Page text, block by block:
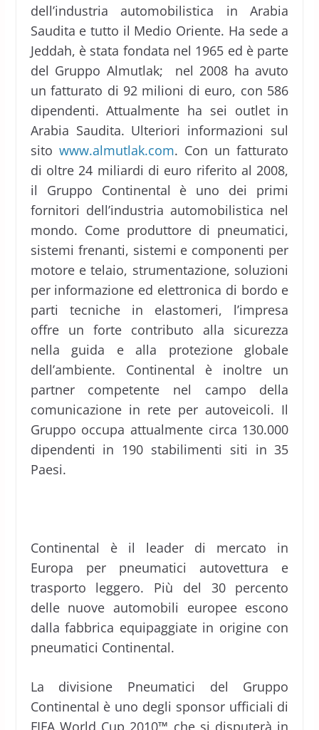
dell’industria automobilistica in Arabia
Saudita e tutto il Medio Oriente. Ha sede a
Jeddah, è stata fondata nel 1965 ed è parte
del Gruppo Almutlak; nel 2008 ha avuto
un fatturato di 92 milioni di euro, con 586
dipendenti. Attualmente ha sei outlet in
Arabia Saudita. Ulteriori informazioni sul
sito www.almutlak.com. Con un fatturato
di oltre 24 miliardi di euro riferito al 2008,
il Gruppo Continental è uno dei primi
fornitori dell’industria automobilistica nel
mondo. Come produttore di pneumatici,
sistemi frenanti, sistemi e componenti per
motore e telaio, strumentazione, soluzioni
per informazione ed elettronica di bordo e
parti tecniche in elastomeri, l’impresa
offre un forte contributo alla sicurezza
nella guida e alla protezione globale
dell’ambiente. Continental è inoltre un
partner competente nel campo della
comunicazione in rete per autoveicoli. Il
Gruppo occupa attualmente circa 130.000
dipendenti in 190 stabilimenti siti in 35
Paesi.
Continental è il leader di mercato in
Europa per pneumatici autovettura e
trasporto leggero. Più del 30 percento
delle nuove automobili europee escono
dalla fabbrica equipaggiate in origine con
pneumatici Continental.
La divisione Pneumatici del Gruppo
Continental è uno degli sponsor ufficiali di
FIFA World Cup 2010™ che si disputerà in